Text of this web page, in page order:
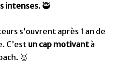
intenses. 🥷
s’ouvrent après 1 an de
C’est un cap motivant à
🥇